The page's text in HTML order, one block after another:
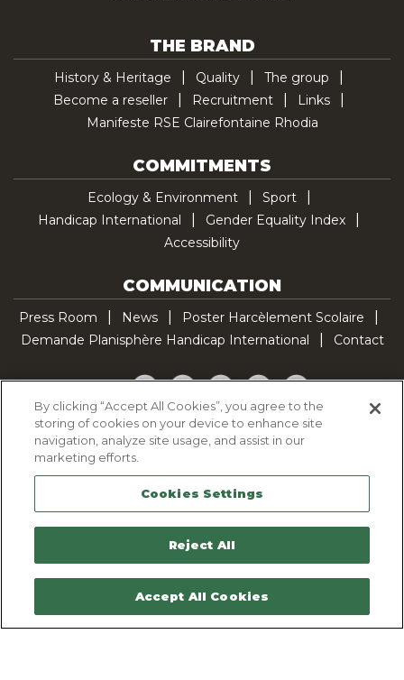
THE BRAND
History & Heritage Quality
The group
Become a reseller
Recruitment
Links
Manifeste RSE Clairefontaine Rhodia
COMMITMENTS
Ecology & Environment
Sport
Handicap International
Gender Equality Index
Accessibility
COMMUNICATION
Press Room News
Poster Harcèlement Scolaire
Demande Planisphère Handicap International
Contact
Facebook
TwitterYouTubePinterestTikTok
Cookie Policy
Legal Notice
Sitemap
Contactez-nous
By clicking “Accept All Cookies”, you agree to the
storing of cookies on your device to enhance site
navigation, analyze site usage, and assist in our
marketing efforts.
Cookies Settings
Reject All
Accept All Cookies